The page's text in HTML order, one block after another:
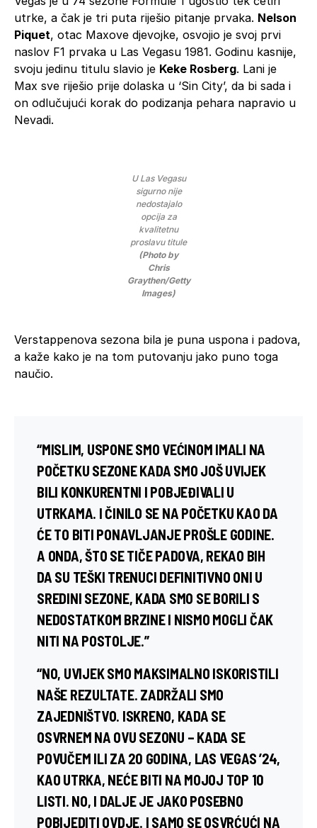
utrke, a čak je tri puta riješio pitanje prvaka. Nelson
Piquet, otac Maxove djevojke, osvojio je svoj prvi
naslov F1 prvaka u Las Vegasu 1981. Godinu kasnije,
svoju jedinu titulu slavio je Keke Rosberg. Lani je
Max sve riješio prije dolaska u ‘Sin City’, da bi sada i
on odlučujući korak do podizanja pehara napravio u
Nevadi.
U Las Vegasu
sigurno nije
nedostajalo
opcija za
kvalitetnu
proslavu titule
(Photo by
Chris
Graythen/Getty
Images)
Verstappenova sezona bila je puna uspona i padova,
a kaže kako je na tom putovanju jako puno toga
naučio.
“MISLIM, USPONE SMO VEĆINOM IMALI NA
POČETKU SEZONE KADA SMO JOŠ UVIJEK
BILI KONKURENTNI I POBJEĐIVALI U
UTRKAMA. I ČINILO SE NA POČETKU KAO DA
ĆE TO BITI PONAVLJANJE PROŠLE GODINE.
A ONDA, ŠTO SE TIČE PADOVA, REKAO BIH
DA SU TEŠKI TRENUCI DEFINITIVNO ONI U
SREDINI SEZONE, KADA SMO SE BORILI S
NEDOSTATKOM BRZINE I NISMO MOGLI ČAK
NITI NA POSTOLJE.”
“NO, UVIJEK SMO MAKSIMALNO ISKORISTILI
NAŠE REZULTATE. ZADRŽALI SMO
ZAJEDNIŠTVO. ISKRENO, KADA SE
OSVRNEM NA OVU SEZONU – KADA SE
POVUČEM ILI ZA 20 GODINA, LAS VEGAS ’24,
KAO UTRKA, NEĆE BITI NA MOJOJ TOP 10
LISTI. NO, I DALJE JE JAKO POSEBNO
POBIJEDITI OVDJE. I SAMO SE OSVRĆUĆI NA